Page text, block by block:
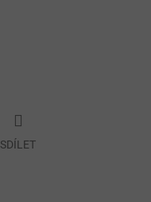
SDÍLET